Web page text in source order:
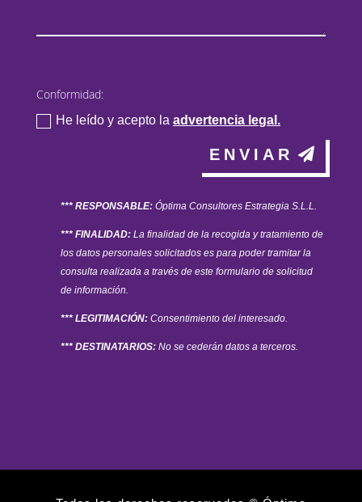
Conformidad:
He leído y acepto laadvertencia legal.
ENVIAR
*** RESPONSABLE: Óptima Consultores Estrategia S.L.L.
*** FINALIDAD:La finalidad de la recogida y tratamiento de
los datos personales solicitados es para poder tramitar la
consulta realizada a través de este formulario de solicitud
de información.
*** LEGITIMACIÓN:Consentimiento del interesado.
*** DESTINATARIOS: No se cederán datos a terceros.